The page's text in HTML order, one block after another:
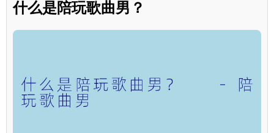
什么是陪玩歌曲男？